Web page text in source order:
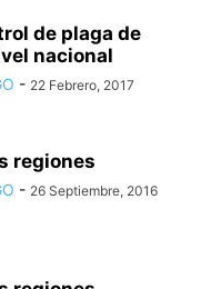
de plaga de
nacional
- 22 Febrero, 2017
regiones
- 26 Septiembre, 2016